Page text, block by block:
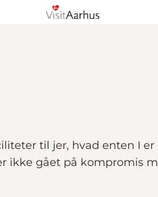
til jer, hvad enten I
ikke gået på kompromis